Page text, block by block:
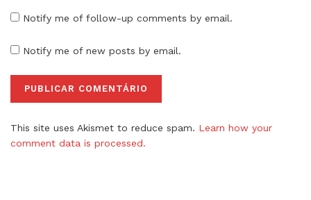
Notify me of follow-up comments by email.
Notify me of new posts by email.
This site uses Akismet to reduce spam. Learn how your
comment data is processed.